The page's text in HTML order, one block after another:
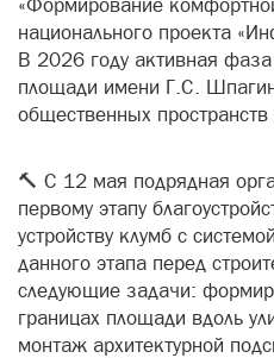
«Формирование
национального проекта
В 2026 году активная
площади имени Г.С.
общественных пространств
🔨 С 12 мая подрядная
первому этапу
устройству клумб с
данного этапа перед
следующие задачи:
границах площади вдоль
монтаж архитектурной